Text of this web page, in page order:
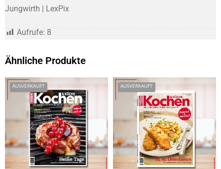
Jungwirth | LexPix
Aufrufe: 8
Ähnliche Produkte
AUSVERKAUFT AUSVERKAUFT